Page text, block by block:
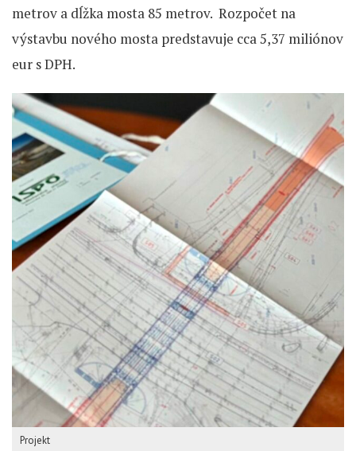
metrov a dĺžka mosta 85 metrov. Rozpočet na
výstavbu nového mosta predstavuje cca 5,37 miliónov
eur s DPH.
Projekt